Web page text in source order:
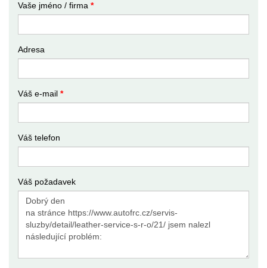
Vaše jméno / firma *
Adresa
Váš e-mail *
Váš telefon
Váš požadavek